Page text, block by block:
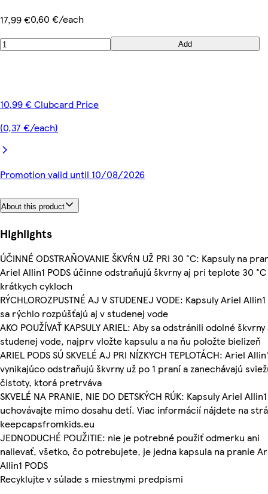
17,99 €0,60 €/each
Add
10,99 € Clubcard Price
(0,37 €/each)
Promotion valid until 10/08/2026
About this product
Highlights
ÚČINNÉ ODSTRAŇOVANIE ŠKVŔN UŽ PRI 30 °C: Kapsuly na
Ariel Allin1 PODS účinne odstraňujú škvrny aj pri teplote 30 °C
krátkych cykloch
RÝCHLOROZPUSTNÉ AJ V STUDENEJ VODE: Kapsuly Ariel Allin1
sa rýchlo rozpúšťajú aj v studenej vode
AKO POUŽÍVAŤ KAPSULY ARIEL: Aby sa odstránili odolné škvrny
studenej vode, najprv vložte kapsulu a na ňu položte bielizeň
ARIEL PODS SÚ SKVELÉ AJ PRI NÍZKYCH TEPLOTÁCH: Ariel
vynikajúco odstraňujú škvrny už po 1 praní a zanechávajú
čistoty, ktorá pretrváva
SKVELÉ NA PRANIE, NIE DO DETSKÝCH RÚK: Kapsuly Ariel
uchovávajte mimo dosahu detí. Viac informácií nájdete na
keepcapsfromkids.eu
JEDNODUCHÉ POUŽITIE: nie je potrebné použiť odmerku ani
nalievať, všetko, čo potrebujete, je jedna kapsula na pranie
Allin1 PODS
Recyklujte v súlade s miestnymi predpismi